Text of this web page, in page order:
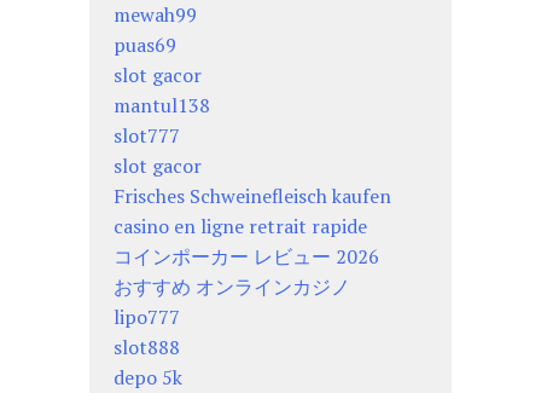
mewah99
puas69
slot gacor
mantul138
slot777
slot gacor
Frisches Schweinefleisch kaufen
casino en ligne retrait rapide
コインポーカー レビュー 2026
おすすめ オンラインカジノ
lipo777
slot888
depo 5k